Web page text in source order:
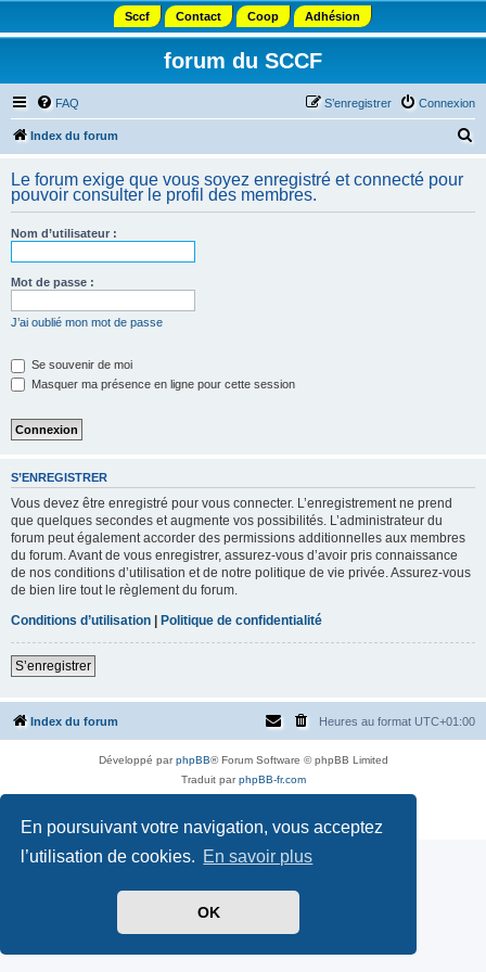
En poursuivant votre navigation, vous acceptez
l’utilisation de cookies. En savoir plus
OK
Sccf Contact Coop Adhésion
forum du SCCF
FAQ Connexion
S’enregistrer
Index du forum
h
Le forum exige que vous soyez enregistré et connecté pour
pouvoir consulter le profil des membres.
Nom d’utilisateur :
Mot de passe :
J’ai oublié mon mot de passe
Se souvenir de moi
Masquer ma présence en ligne pour cette session
S’ENREGISTRER
Vous devez être enregistré pour vous connecter. L’enregistrement ne prend
que quelques secondes et augmente vos possibilités. L’administrateur du
forum peut également accorder des permissions additionnelles aux membres
du forum. Avant de vous enregistrer, assurez-vous d’avoir pris connaissance
de nos conditions d’utilisation et de notre politique de vie privée. Assurez-vous
de bien lire tout le règlement du forum.
Conditions d’utilisation | Politique de confidentialité
S’enregistrer
Index du forum Heures au format UTC+01:00
Développé parphpBB® Forum Software © phpBB Limited
Traduit parphpBB-fr.com
Confidentialité